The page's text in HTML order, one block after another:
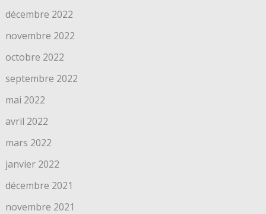
décembre 2022
novembre 2022
octobre 2022
septembre 2022
mai 2022
avril 2022
mars 2022
janvier 2022
décembre 2021
novembre 2021